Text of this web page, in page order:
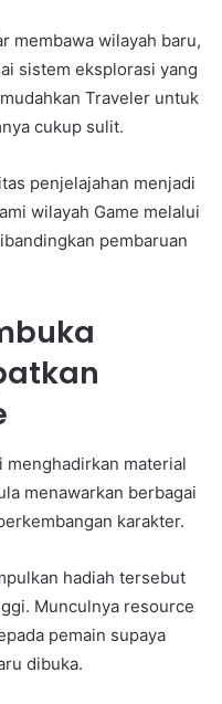
membawa wilayah baru,
sistem eksplorasi yang
Traveler untuk
cukup sulit.
penjelajahan menjadi
wilayah Game melalui
pembaruan
material
menawarkan berbagai
karakter.
hadiah tersebut
Munculnya resource
pemain supaya
dibuka.